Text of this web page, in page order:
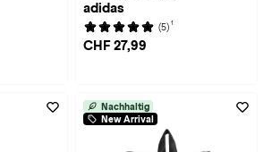
adidas
(5) 1
CHF 27,99
Nachhaltig
New Arrival